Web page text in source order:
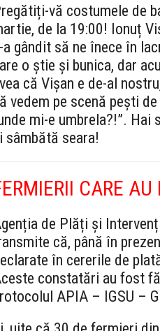
vă costumele de
de la 19:00! Ionuț
a gândit să ne înece în
o știe și bunica, dar
că Vișan e de-al
vedem pe scenă pești
mi-e umbrela?!”.
sâmbătă seara!
CARE
de Plăți și
că, până în
în cererile de
constatări au fost
APIA – IGSU –